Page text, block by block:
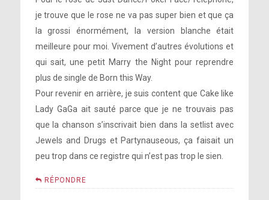
je trouve que le rose ne va pas super bien et que ça
la grossi énormément, la version blanche était
meilleure pour moi. Vivement d’autres évolutions et
qui sait, une petit Marry the Night pour reprendre
plus de single de Born this Way.
Pour revenir en arrière, je suis content que Cake like
Lady GaGa ait sauté parce que je ne trouvais pas
que la chanson s’inscrivait bien dans la setlist avec
Jewels and Drugs et Partynauseous, ça faisait un
peu trop dans ce registre qui n’est pas trop le sien.
RÉPONDRE